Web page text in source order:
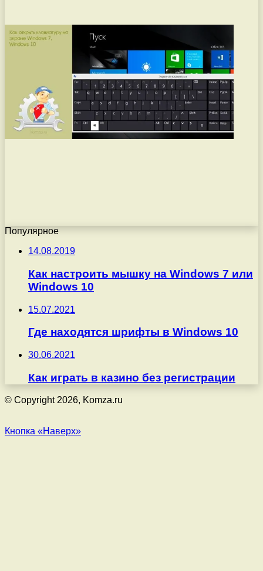
Популярное
14.08.2019
Как настроить мышку на Windows 7 или
Windows 10
15.07.2021
Где находятся шрифты в Windows 10
30.06.2021
Как играть в казино без регистрации
© Copyright 2026, Komza.ru
Кнопка «Наверх»